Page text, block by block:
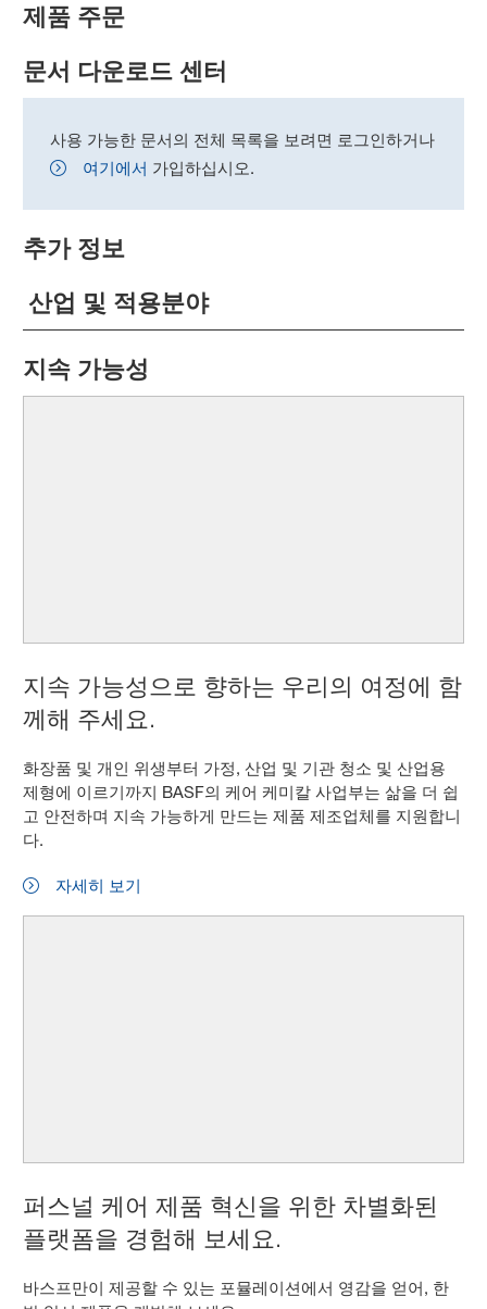
제품 주문
문서 다운로드 센터
사용 가능한 문서의 전체 목록을 보려면 로그인하거나
여기에서 가입하십시오.
추가 정보
산업 및 적용분야
지속 가능성
지속 가능성으로 향하는 우리의 여정에 함
께해 주세요.
화장품 및 개인 위생부터 가정, 산업 및 기관 청소 및 산업용
제형에 이르기까지 BASF의 케어 케미칼 사업부는 삶을 더 쉽
고 안전하며 지속 가능하게 만드는 제품 제조업체를 지원합니
다.
자세히 보기
퍼스널 케어 제품 혁신을 위한 차별화된
플랫폼을 경험해 보세요.
바스프만이 제공할 수 있는 포뮬레이션에서 영감을 얻어, 한